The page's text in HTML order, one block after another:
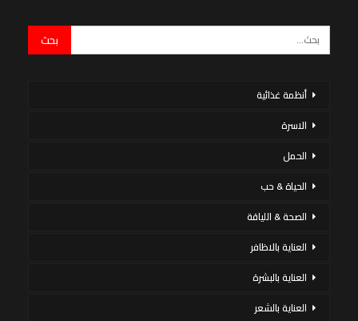
أنظمة غذائية
الاسرة
الحمل
الحياة & حب
الصحة & اللياقة
العناية بالاظافر
العناية بالبشرة
العناية بالشعر